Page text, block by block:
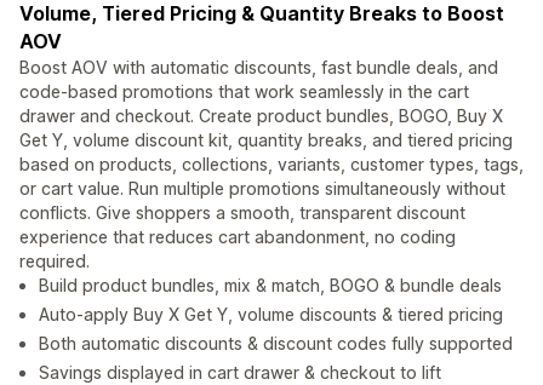
Volume, Tiered Pricing & Quantity Breaks to Boost
AOV
Boost AOV with automatic discounts, fast bundle deals, and
code-based promotions that work seamlessly in the cart
drawer and checkout. Create product bundles, BOGO, Buy X
Get Y, volume discount kit, quantity breaks, and tiered pricing
based on products, collections, variants, customer types, tags,
or cart value. Run multiple promotions simultaneously without
conflicts. Give shoppers a smooth, transparent discount
experience that reduces cart abandonment, no coding
required.
Build product bundles, mix & match, BOGO & bundle deals
Auto-apply Buy X Get Y, volume discounts & tiered pricing
Both automatic discounts & discount codes fully supported
Savings displayed in cart drawer & checkout to lift